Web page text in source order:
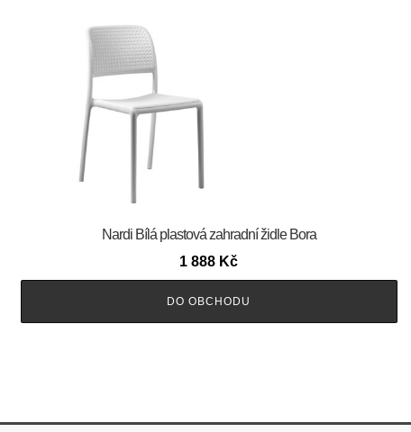
Nardi Bílá plastová zahradní židle Bora
1 888 Kč
DO OBCHODU